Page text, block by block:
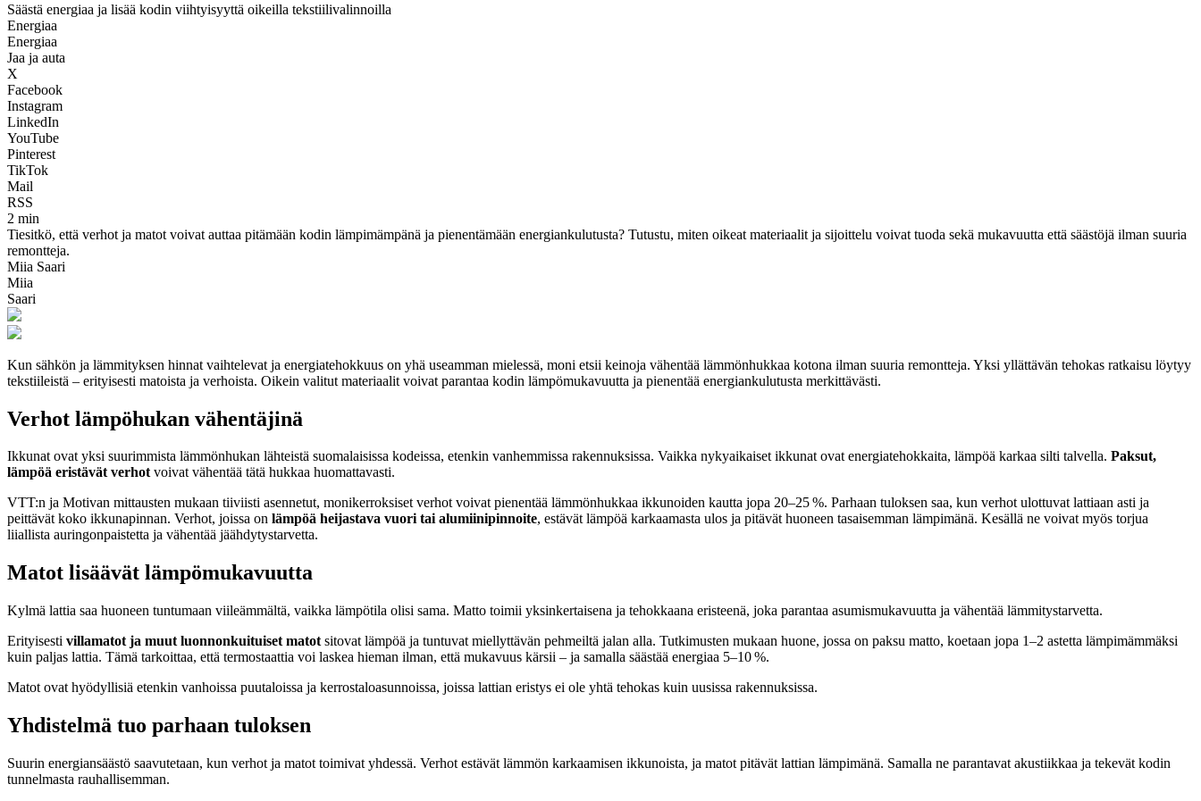
Säästä energiaa ja lisää kodin viihtyisyyttä oikeilla tekstiilivalinnoilla
Energiaa
Energiaa
Jaa ja auta
X
Facebook
Instagram
LinkedIn
YouTube
Pinterest
TikTok
Mail
RSS
2 min
Tiesitkö, että verhot ja matot voivat auttaa pitämään kodin lämpimämpänä ja pienentämään energiankulutusta? Tutustu, miten oikeat materiaalit ja sijoittelu voivat tuoda sekä mukavuutta että säästöjä ilman suuria
remontteja.
Miia Saari
Miia
Saari
Kun sähkön ja lämmityksen hinnat vaihtelevat ja energiatehokkuus on yhä useamman mielessä, moni etsii keinoja vähentää lämmönhukkaa kotona ilman suuria remontteja. Yksi yllättävän tehokas ratkaisu löytyy
tekstiileistä – erityisesti matoista ja verhoista. Oikein valitut materiaalit voivat parantaa kodin lämpömukavuutta ja pienentää energiankulutusta merkittävästi.
Verhot lämpöhukan vähentäjinä
Ikkunat ovat yksi suurimmista lämmönhukan lähteistä suomalaisissa kodeissa, etenkin vanhemmissa rakennuksissa. Vaikka nykyaikaiset ikkunat ovat energiatehokkaita, lämpöä karkaa silti talvella. Paksut,
lämpöä eristävät verhotvoivat vähentää tätä hukkaa huomattavasti.
VTT:n ja Motivan mittausten mukaan tiiviisti asennetut, monikerroksiset verhot voivat pienentää lämmönhukkaa ikkunoiden kautta jopa 20–25 %. Parhaan tuloksen saa, kun verhot ulottuvat lattiaan asti ja
peittävät koko ikkunapinnan. Verhot, joissa on lämpöä heijastava vuori tai alumiinipinnoite, estävät lämpöä karkaamasta ulos ja pitävät huoneen tasaisemman lämpimänä. Kesällä ne voivat myös torjua
liiallista auringonpaistetta ja vähentää jäähdytystarvetta.
Matot lisäävät lämpömukavuutta
Kylmä lattia saa huoneen tuntumaan viileämmältä, vaikka lämpötila olisi sama. Matto toimii yksinkertaisena ja tehokkaana eristeenä, joka parantaa asumismukavuutta ja vähentää lämmitystarvetta.
Erityisesti villamatot ja muut luonnonkuituiset matot sitovat lämpöä ja tuntuvat miellyttävän pehmeiltä jalan alla. Tutkimusten mukaan huone, jossa on paksu matto, koetaan jopa 1–2 astetta lämpimämmäksi
kuin paljas lattia. Tämä tarkoittaa, että termostaattia voi laskea hieman ilman, että mukavuus kärsii – ja samalla säästää energiaa 5–10 %.
Matot ovat hyödyllisiä etenkin vanhoissa puutaloissa ja kerrostaloasunnoissa, joissa lattian eristys ei ole yhtä tehokas kuin uusissa rakennuksissa.
Yhdistelmä tuo parhaan tuloksen
Suurin energiansäästö saavutetaan, kun verhot ja matot toimivat yhdessä. Verhot estävät lämmön karkaamisen ikkunoista, ja matot pitävät lattian lämpimänä. Samalla ne parantavat akustiikkaa ja tekevät kodin
tunnelmasta rauhallisemman.